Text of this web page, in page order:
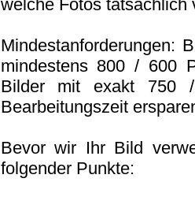
welche Fotos tatsächlich
Mindestanforderungen:
mindestens 800 / 600
Bilder mit exakt 750
Bearbeitungszeit
Bevor wir Ihr Bild
folgender Punkte: